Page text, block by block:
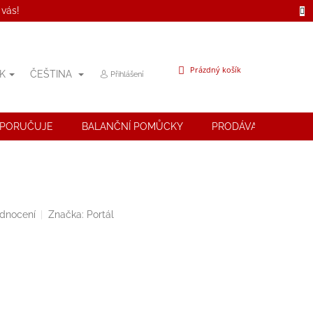
ČEŠTINA Přihlášení
NÁKUPNÍ
Prázdný košík
BALANČNÍ POMŮCKY PRODÁVANÉ ZNAČKY
Značka: Portál